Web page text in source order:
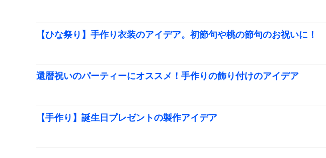
【ひな祭り】手作り衣装のアイデア。初節句や桃の節句のお祝いに！
還暦祝いのパーティーにオススメ！手作りの飾り付けのアイデア
【手作り】誕生日プレゼントの製作アイデア